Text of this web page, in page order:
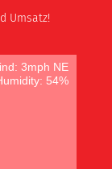
Umsatz!
3mph NE
54%